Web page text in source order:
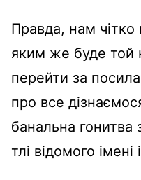
Правда, нам
яким же буде той
перейти за
про все
банальна
тлі відомого імені